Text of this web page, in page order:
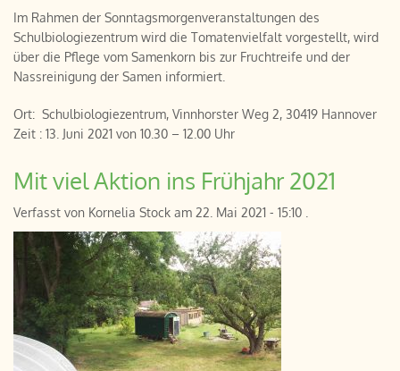
Im Rahmen der Sonntagsmorgenveranstaltungen des
Schulbiologiezentrum wird die Tomatenvielfalt vorgestellt, wird
über die Pflege vom Samenkorn bis zur Fruchtreife und der
Nassreinigung der Samen informiert.
Ort: Schulbiologiezentrum, Vinnhorster Weg 2, 30419 Hannover
Zeit : 13. Juni 2021 von 10.30 – 12.00 Uhr
Mit viel Aktion ins Frühjahr 2021
Verfasst von Kornelia Stock am 22. Mai 2021 - 15:10